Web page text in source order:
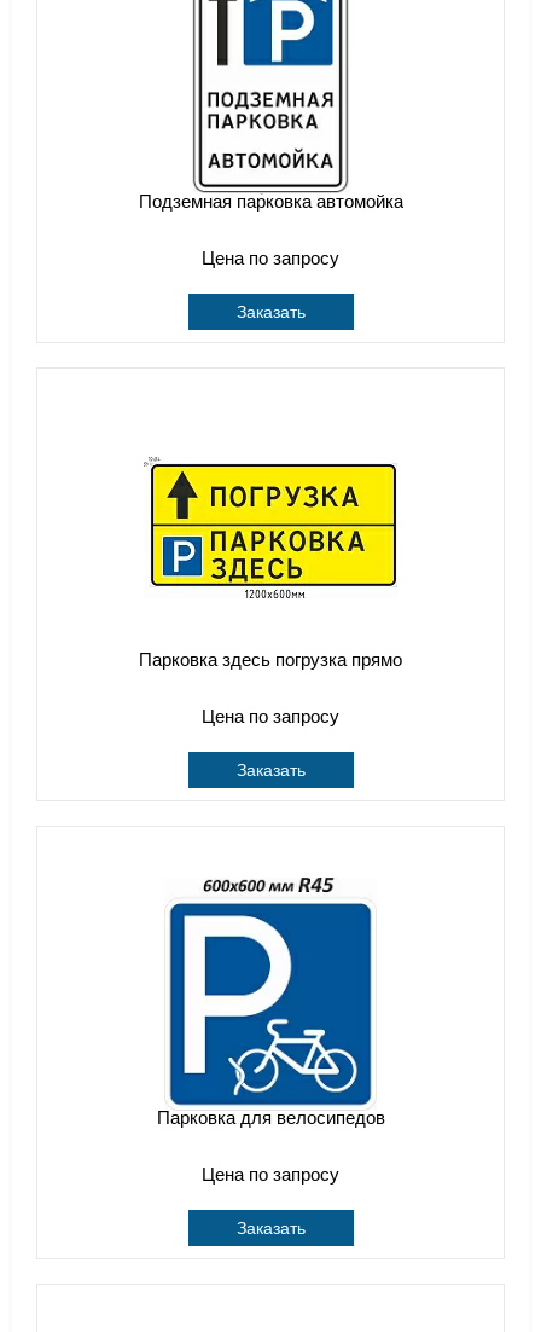
Подземная парковка автомойка
Цена по запросу
Заказать
Парковка здесь погрузка прямо
Цена по запросу
Заказать
Парковка для велосипедов
Цена по запросу
Заказать